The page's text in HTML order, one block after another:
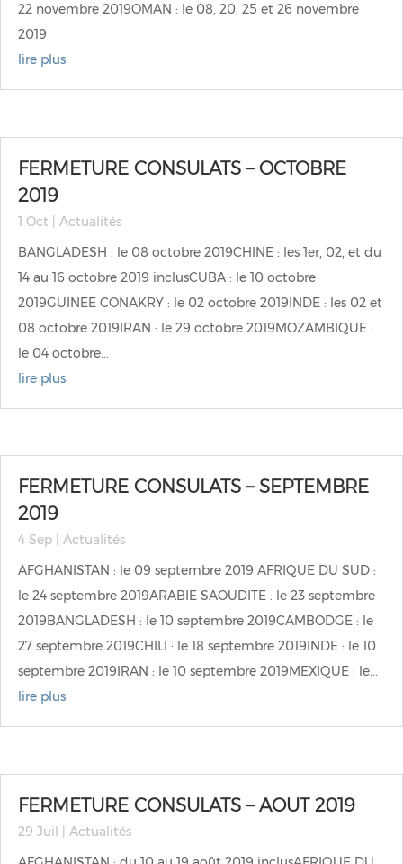
22 novembre 2019OMAN : le 08, 20, 25 et 26 novembre
2019
lire plus
FERMETURE CONSULATS – OCTOBRE
2019
1 Oct
Actualités
BANGLADESH : le 08 octobre 2019CHINE : les 1er, 02, et du
14 au 16 octobre 2019 inclusCUBA : le 10 octobre
2019GUINEE CONAKRY : le 02 octobre 2019INDE : les 02 et
08 octobre 2019IRAN : le 29 octobre 2019MOZAMBIQUE :
le 04 octobre...
lire plus
FERMETURE CONSULATS – SEPTEMBRE
2019
4 Sep
Actualités
AFGHANISTAN : le 09 septembre 2019 AFRIQUE DU SUD :
le 24 septembre 2019ARABIE SAOUDITE : le 23 septembre
2019BANGLADESH : le 10 septembre 2019CAMBODGE : le
27 septembre 2019CHILI : le 18 septembre 2019INDE : le 10
septembre 2019IRAN : le 10 septembre 2019MEXIQUE : le...
lire plus
FERMETURE CONSULATS – AOUT 2019
29 Juil
Actualités